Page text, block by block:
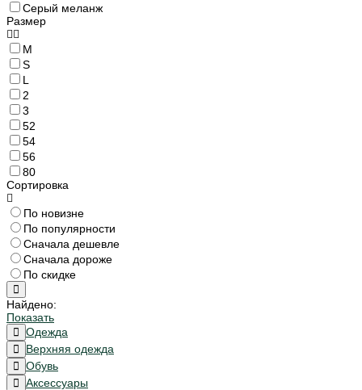
Серый меланж
Размер
M
S
L
2
3
52
54
56
80
Сортировка
По новизне
По популярности
Сначала дешевле
Сначала дороже
По скидке
Найдено:
Показать
Одежда
Верхняя одежда
Обувь
Аксессуары